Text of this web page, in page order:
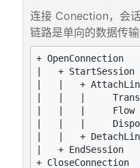
连接 Conection，会
链路是单向的数据传
+ OpenConnection
|   + StartSession
|   |   +
|   |   |
|   |   |     Flow
|   |   |
|   |   +
|   + EndSession